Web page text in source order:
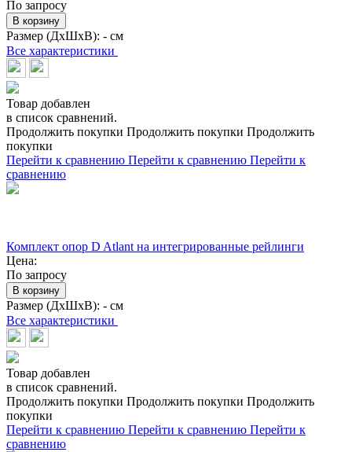
По запросу
В корзину
Размер (ДхШхВ): - см
Все характеристики
Товар добавлен
в список сравнений.
Продолжить покупки Продолжить покупки Продолжить
покупки
Перейти к сравнению Перейти к сравнению Перейти к
сравнению
Комплект опор D Atlant на интегрированные рейлинги
Цена:
По запросу
В корзину
Размер (ДхШхВ): - см
Все характеристики
Товар добавлен
в список сравнений.
Продолжить покупки Продолжить покупки Продолжить
покупки
Перейти к сравнению Перейти к сравнению Перейти к
сравнению